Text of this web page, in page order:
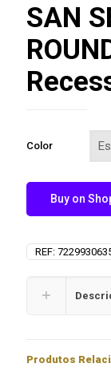
SAN
Color
Buy on
REF:
Produtos